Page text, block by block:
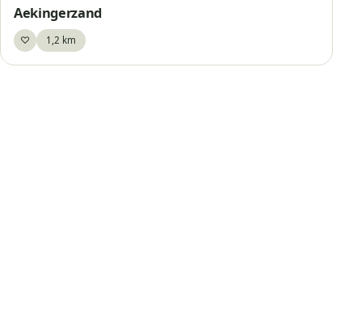
Aekingerzand
♡Bewaar1,2 km